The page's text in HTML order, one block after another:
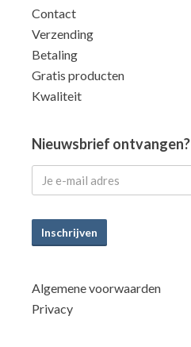
Contact
Verzending
Betaling
Gratis producten
Kwaliteit
Nieuwsbrief ontvangen?
Inschrijven
Algemene voorwaarden
Privacy